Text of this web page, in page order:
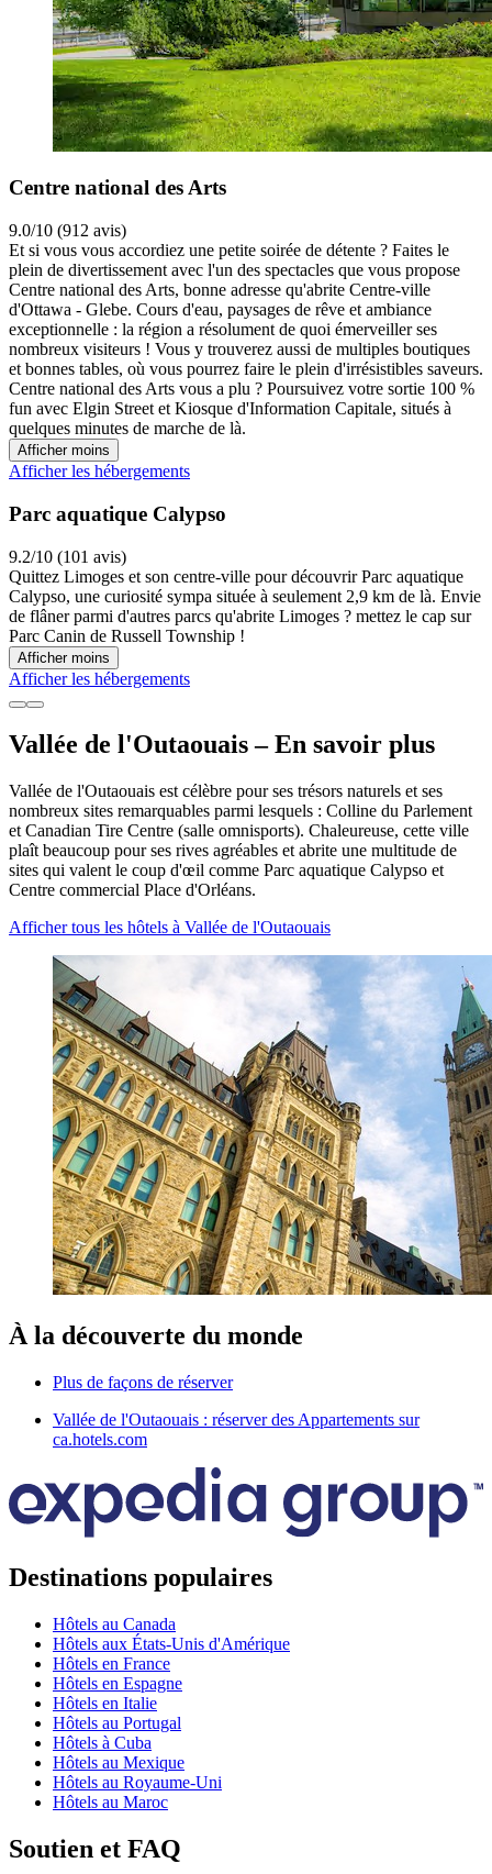
Centre national des Arts
9.0/10 (912 avis)
Et si vous vous accordiez une petite soirée de détente ? Faites le
plein de divertissement avec l'un des spectacles que vous propose
Centre national des Arts, bonne adresse qu'abrite Centre-ville
d'Ottawa - Glebe. Cours d'eau, paysages de rêve et ambiance
exceptionnelle : la région a résolument de quoi émerveiller ses
nombreux visiteurs ! Vous y trouverez aussi de multiples boutiques
et bonnes tables, où vous pourrez faire le plein d'irrésistibles saveurs.
Centre national des Arts vous a plu ? Poursuivez votre sortie 100 %
fun avec Elgin Street et Kiosque d'Information Capitale, situés à
quelques minutes de marche de là.
Afficher moins
Afficher les hébergements
Parc aquatique Calypso
9.2/10 (101 avis)
Quittez Limoges et son centre-ville pour découvrir Parc aquatique
Calypso, une curiosité sympa située à seulement 2,9 km de là. Envie
de flâner parmi d'autres parcs qu'abrite Limoges ? mettez le cap sur
Parc Canin de Russell Township !
Afficher moins
Afficher les hébergements
Vallée de l'Outaouais – En savoir plus
Vallée de l'Outaouais est célèbre pour ses trésors naturels et ses
nombreux sites remarquables parmi lesquels : Colline du Parlement
et Canadian Tire Centre (salle omnisports). Chaleureuse, cette ville
plaît beaucoup pour ses rives agréables et abrite une multitude de
sites qui valent le coup d'œil comme Parc aquatique Calypso et
Centre commercial Place d'Orléans.
Afficher tous les hôtels à Vallée de l'Outaouais
À la découverte du monde
Plus de façons de réserver
Vallée de l'Outaouais : réserver des Appartements sur
ca.hotels.com
Destinations populaires
Hôtels au Canada
Hôtels aux États-Unis d'Amérique
Hôtels en France
Hôtels en Espagne
Hôtels en Italie
Hôtels au Portugal
Hôtels à Cuba
Hôtels au Mexique
Hôtels au Royaume-Uni
Hôtels au Maroc
Soutien et FAQ